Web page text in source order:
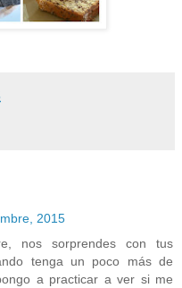
2015
nos sorprendes con tus
tenga un poco más de
a practicar a ver si me